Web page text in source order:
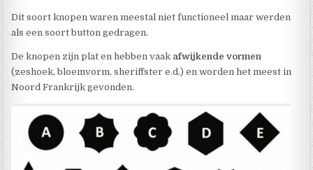
Dit soort knopen waren meestal niet functioneel maar werden
als een soort button gedragen.
De knopen zijn plat en hebben vaak afwijkende vormen
(zeshoek, bloemvorm, sheriffster e.d.) en worden het meest in
Noord Frankrijk gevonden.